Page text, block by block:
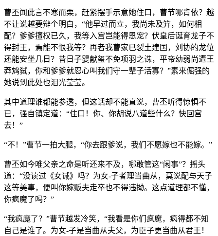
曹丕闻此言不寒而栗，赶紧摆手示意她住口，曹节哪肯依？越
不让说越要辩个明白，“他早过而立，我尚未及笄，如何相
配？爹爹擅权已久，我等入宫岂能得恩宠？伏皇后诞育龙子不
得封王，焉能不恨我等？再者我曹家已裂土建国，刘协的龙位
还能安坐几日？昔日子婴献玺不免项羽之诛，平帝幼弱尚遭王
莽鸩弑，你和爹爹就忍心叫我们守一辈子活寡？”素来倔强的
她说到此处也泪光莹莹。
其中道理谁都能参透，但这话却不能直说，曹丕听得惊惧不
已，强自镇定道：“住口！你、你胡说八道些什么？快回宫
去！”
“不！”曹节一拍大腿，“你去跟爹说，我们不愿嫁也不能嫁。”
曹丕如今唯父亲之命是听还来不及，哪敢管这“闲事”？摇头
道：“没读过《女诫》吗？为女-子者理当曲从，莫说配与天子
这等美事，便叫你嫁贩夫走卒也不得违拗。这点道理都不懂，
你疯魔了吗？”
“我疯魔了？”曹节越发冷笑，“我看是你们疯魔，疯得都不知
自己是谁了。为女-子是当曲从夫父，为臣子更当曲从君王！